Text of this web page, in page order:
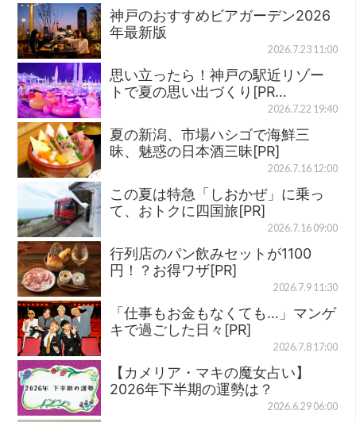
神戸のおすすめビアガーデン2026
年最新版
2026.7.23 11:00
思い立ったら！神戸の駅近リゾー
トで夏の思い出づくり[PR…
2026.7.22 19:40
夏の新潟、市場ハシゴで海鮮三
昧、魅惑の日本酒三昧[PR]
2026.7.16 12:00
この夏は特急「しおかぜ」に乗っ
て、おトクに四国旅[PR]
2026.7.16 09:00
行列店のパン飲みセットが1100
円！？お得ワザ[PR]
2026.7.9 11:30
「仕事もお金もなくても…」マンゲ
キで過ごした日々[PR]
2026.7.8 17:00
【カメリア・マキの魔女占い】
2026年下半期の運勢は？
2026.6.29 06:00